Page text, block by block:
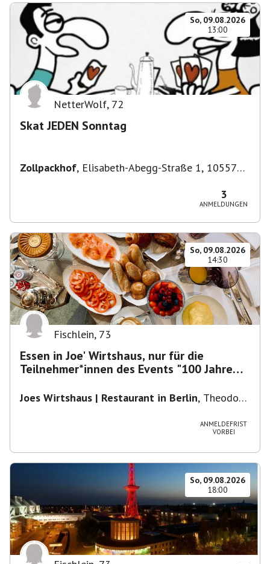
So, 09.08.2026
13:00
NetterWolf, 72
Skat JEDEN Sonntag
Zollpackhof, Elisabeth-Abegg-Straße 1, 10557
3
ANMELDUNGEN
So, 09.08.2026
14:30
Fischlein, 73
Essen in Joe' Wirtshaus, nur für die
Teilnehmer*innen des Events "100 Jahre
Joes Wirtshaus | Restaurant in Berlin, Theodor-
ANMELDEFRIST
VORBEI
So, 09.08.2026
18:00